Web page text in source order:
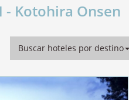
- Kotohira Onsen
Buscar hoteles por destino